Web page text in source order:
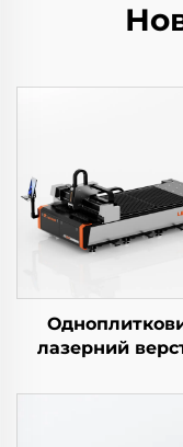
лазерний